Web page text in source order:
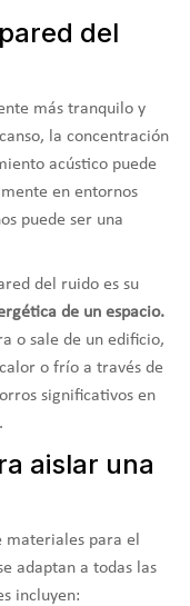
del
más tranquilo y
la concentración
acústico puede
en entornos
puede ser una
del ruido es su
de un espacio.
o sale de un edificio,
o frío a través de
significativos en
aislar una
materiales para el
adaptan a todas las
incluyen: